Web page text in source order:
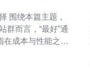
围绕本篇主题，
群而言，“最好”通
在成本与性能之间
用服务器的可扩